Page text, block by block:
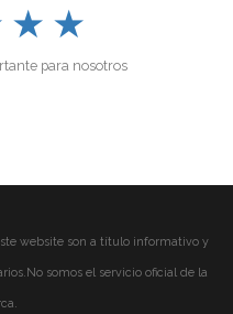
★ ★
para nosotros
website son a título informativo y
somos el servicio oficial de la